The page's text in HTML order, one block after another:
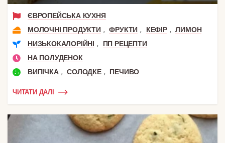
ЄВРОПЕЙСЬКА КУХНЯ
МОЛОЧНІ ПРОДУКТИ , ФРУКТИ , КЕФІР , ЛИМОН
НИЗЬКОКАЛОРІЙНІ ,
ПП РЕЦЕПТИ
НА ПОЛУДЕНОК
ВИПІЧКА , СОЛОДКЕ , ПЕЧИВО
ЧИТАТИ ДАЛІ